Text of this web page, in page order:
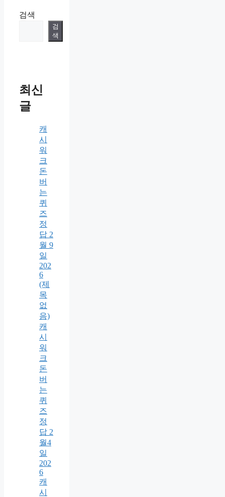
검색
검
색
최신
글
캐
시
워
크
돈
버
는
퀴
즈
정
답 2
월 9
일
202
6
(제
목
없
음)
캐
시
워
크
돈
버
는
퀴
즈
정
답 2
월4
일
202
6
캐
시